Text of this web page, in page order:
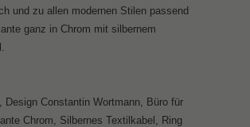
und zu allen modernen Stilen passend
ganz in Chrom mit silbernem
Design Constantin Wortmann, Büro für
Chrom, Silbernes Textilkabel, Ring